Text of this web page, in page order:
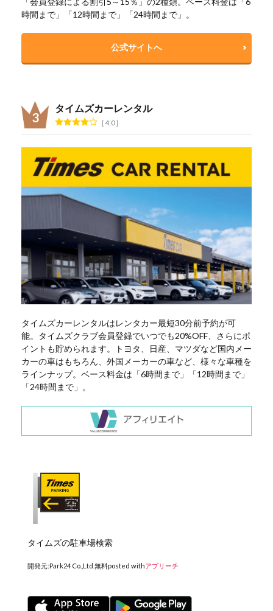
時間まで」「12時間まで」「24時間まで」。
公式サイトへ
タイムズカーレンタル
4.0
タイムズカーレンタルはレンタカー最短30分前予約が可
能。タイムズクラブ会員登録でいつでも20%OFF、さらにポ
イントも貯められます。トヨタ、日産、マツダなど国内メー
カーの車はもちろん、外国メーカーの車など、様々な車種を
ラインナップ。ベース料金は「6時間まで」「12時間まで」
「24時間まで」。
タイムズの駐車場検索
開発元:Park24 Co.,Ltd. 無料posted withアプリーチ